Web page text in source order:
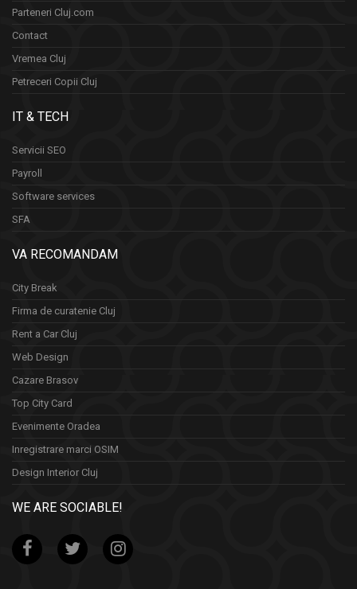
Parteneri Cluj.com
Contact
Vremea Cluj
Petreceri Copii Cluj
IT & TECH
Servicii SEO
Payroll
Software services
SFA
VA RECOMANDAM
City Break
Firma de curatenie Cluj
Rent a Car Cluj
Web Design
Cazare Brasov
Top City Card
Evenimente Oradea
Inregistrare marci OSIM
Design Interior Cluj
WE ARE SOCIABLE!